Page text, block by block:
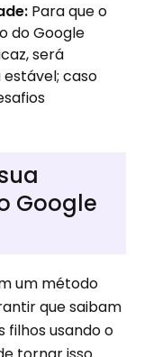
Para que o
do Google
será
estável; caso
Google
um método
que saibam
filhos usando o